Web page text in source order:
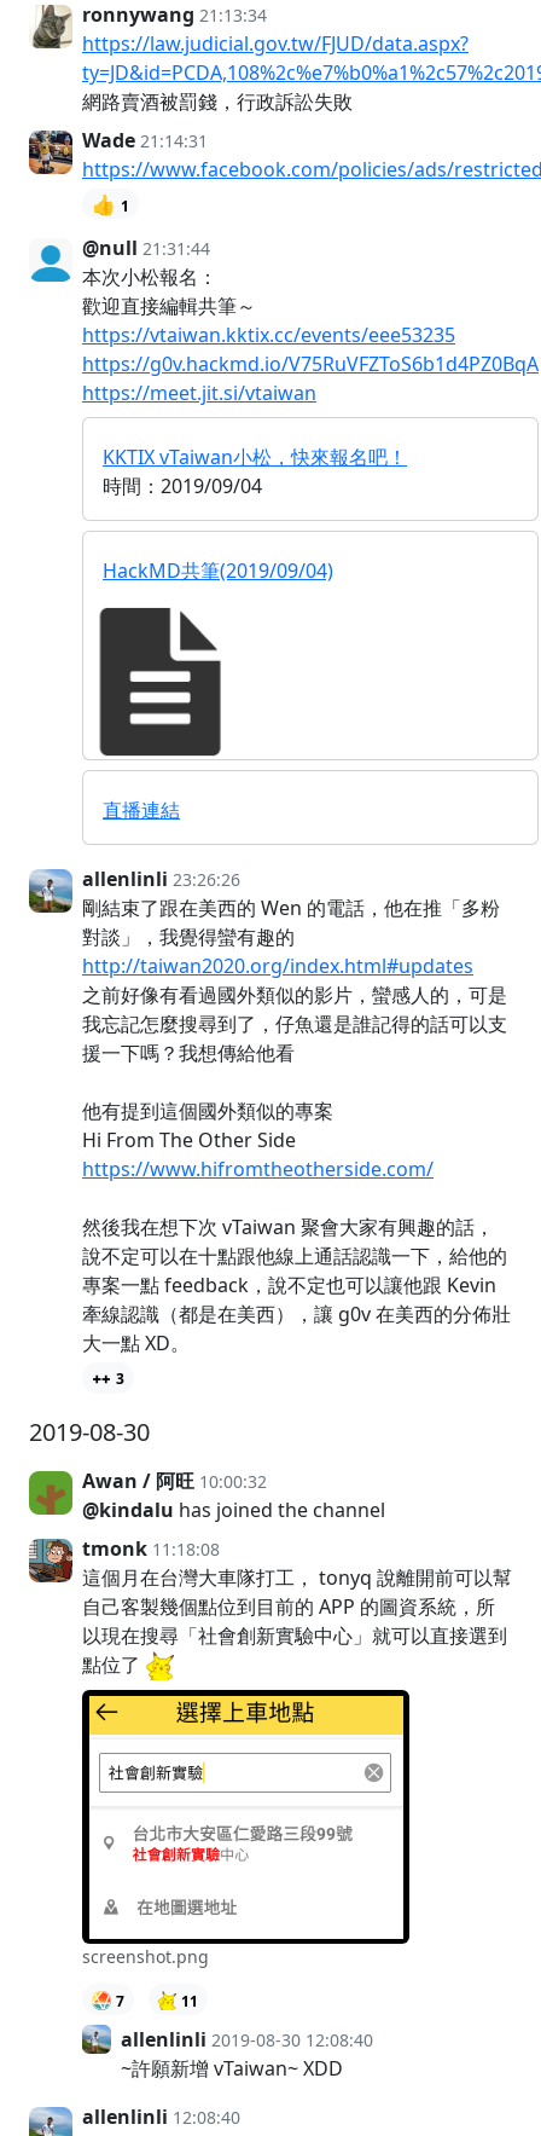
ronnywang 21:13:34
https://law.judicial.gov.tw/FJUD/data.aspx?
網路賣酒被罰錢，行政訴訟失敗
Wade 21:14:31
https://www.facebook.com/policies/ads/
👍 1
@null 21:31:44
本次小松報名：
歡迎直接編輯共筆～
https://vtaiwan.kktix.cc/events/eee53235
https://g0v.hackmd.io/V75RuVFZToS6b1d4PZ0BqA
https://meet.jit.si/vtaiwan
KKTIX vTaiwan小松，快來報名吧！
時間：2019/09/04
HackMD共筆(2019/09/04)
直播連結
allenlinli 23:26:26
剛結束了跟在美西的 Wen 的電話，他在推「多粉
對談」，我覺得蠻有趣的
http://taiwan2020.org/index.html#updates
之前好像有看過國外類似的影片，蠻感人的，可是
我忘記怎麼搜尋到了，仔魚還是誰記得的話可以支
援一下嗎？我想傳給他看
他有提到這個國外類似的專案
Hi From The Other Side
https://www.hifromtheotherside.com/
然後我在想下次 vTaiwan 聚會大家有興趣的話，
說不定可以在十點跟他線上通話認識一下，給他的
專案一點 feedback，說不定也可以讓他跟 Kevin
牽線認識（都是在美西），讓 g0v 在美西的分佈壯
大一點 XD。
3
2019-08-30
Awan / 阿旺 10:00:32
@kindalu has joined the channel
tmonk 11:18:08
這個月在台灣大車隊打工， tonyq 說離開前可以幫
自己客製幾個點位到目前的 APP 的圖資系統，所
以現在搜尋「社會創新實驗中心」就可以直接選到
點位了
screenshot.png
7 11
allenlinli 2019-08-30 12:08:40
~許願新增 vTaiwan~ XDD
allenlinli 12:08:40